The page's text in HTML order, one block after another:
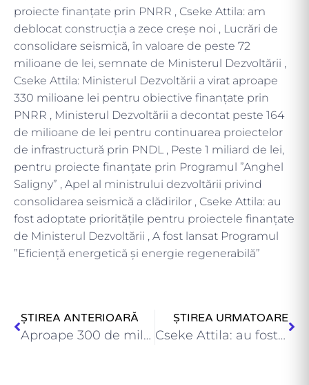
proiecte finanțate prin PNRR , Cseke Attila: am
deblocat construcția a zece creșe noi , Lucrări de
consolidare seismică, în valoare de peste 72
milioane de lei, semnate de Ministerul Dezvoltării ,
Cseke Attila: Ministerul Dezvoltării a virat aproape
330 milioane lei pentru obiective finanțate prin
PNRR , Ministerul Dezvoltării a decontat peste 164
de milioane de lei pentru continuarea proiectelor
de infrastructură prin PNDL , Peste 1 miliard de lei,
pentru proiecte finanțate prin Programul ”Anghel
Saligny” , Apel al ministrului dezvoltării privind
consolidarea seismică a clădirilor , Cseke Attila: au
fost adoptate prioritățile pentru proiectele finanțate
de Ministerul Dezvoltării , A fost lansat Programul
”Eficiență energetică și energie regenerabilă”
ȘTIREA ANTERIOARĂ
Aproape 300 de milioane de lei, pentru proiecte finanțate prin…
ȘTIREA URMATOARE
Cseke Attila: au fost adoptate prioritățile pentru proiectele finanțate de…